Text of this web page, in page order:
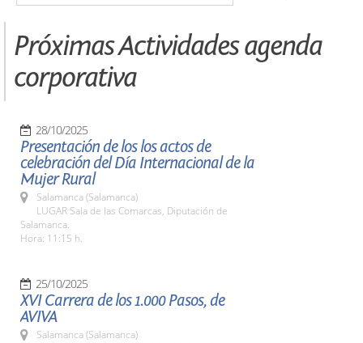
Próximas Actividades agenda
corporativa
28/10/2025
Presentación de los los actos de
celebración del Día Internacional de la
Mujer Rural
Salamanca (Salamanca)
LUGAR Sala de las Comarcas, Diputación de
Salamanca.
Hora: 11:15 h.
25/10/2025
XVI Carrera de los 1.000 Pasos, de
AVIVA
Salamanca (Salamanca)